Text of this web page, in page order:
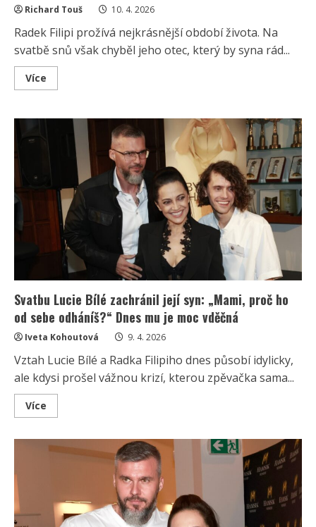
Richard Touš 10. 4. 2026
Radek Filipi prožívá nejkrásnější období života. Na
svatbě snů však chyběl jeho otec, který by syna rád...
Více
more
snů
měla
hořkou
pachuť:
Ženich
nepozval
otce,
který
přežívá
jako
bezdomovec
Svatbu Lucie Bílé zachránil její syn: „Mami, proč ho
od sebe odháníš?“ Dnes mu je moc vděčná
Iveta Kohoutová 9. 4. 2026
Vztah Lucie Bílé a Radka Filipiho dnes působí idylicky,
ale kdysi prošel vážnou krizí, kterou zpěvačka sama...
Více
more
Lucie
Bílé
proč
ho
od